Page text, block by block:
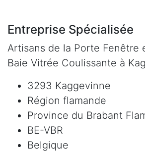
Entreprise Spécialisée
Artisans de la Porte Fenêtre
Baie Vitrée Coulissante à
3293 Kaggevinne
Région flamande
Province du Brabant
BE-VBR
Belgique